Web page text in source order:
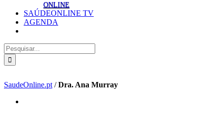
ONLINE
SAÚDEONLINE TV
AGENDA
Pesquisar
SaudeOnline.pt /Dra. Ana Murray